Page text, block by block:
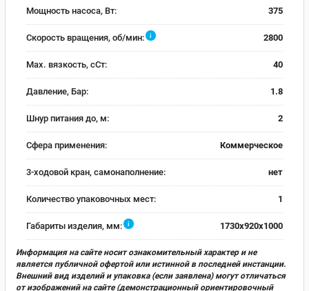
Мощность насоса, Вт: 375
Скорость вращения, об/мин: i 2800
Max. вязкость, сСт: 40
Давление, Бар: 1.8
Шнур питания до, м: 2
Сфера применения: Коммерческое
3-ходовой кран, самонаполнение: нет
Количество упаковочных мест: 1
Габариты изделия, мм: i 1730x920x1000
Информация на сайте носит ознакомительный характер и не
является публичной офертой или истинной в последней инстанции.
Внешний вид изделий и упаковка (если заявлена) могут отличаться
от изображений на сайте (демонстрационный ориентировочный